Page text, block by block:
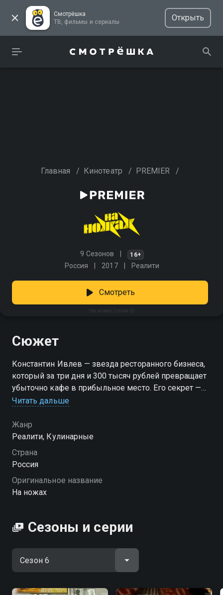
Смотрёшка
ТВ, фильмы и сериалы
Открыть
Главная / Кинотеатр / PREMIER /
9 Сезонов 16+
Россия 2017 Реалити
На ножах (сезон 6)
Смотреть
Сюжет
Константин Ивлев — звезда ресторанного бизнеса,
который за три дня и 300 тысяч рублей превращает
убыточно кафе в прибыльное место. Его секрет —
правильная команда, крутой дизайн и еда, которая
команда пройти испытания Терпеливого Мастера и
не опустить руки? Битва за успех начинается! «На
ножах» — смотрите онлайн в хорошем качестве.
можете совершенно бесплатно в хорошем HD
качестве на Смотрёшке
Читать дальше
Жанр
Реалити, Кулинарные
Страна
Россия
Оригинальное название
На ножах
Сезоны и серии